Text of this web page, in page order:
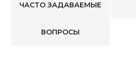
ЧАСТО ЗАДАВАЕМЫЕ
ВОПРОСЫ